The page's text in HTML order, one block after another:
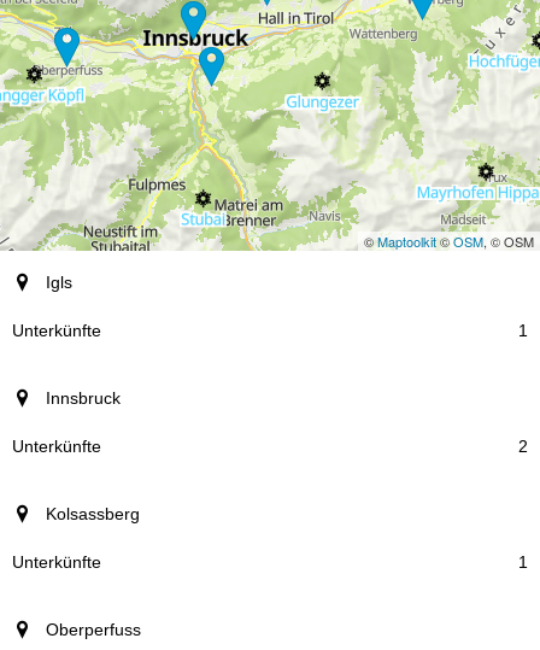
©Maptoolkit©OSM, © OSM
Ort
Unterkünfte
Igls
1
Innsbruck
2
Kolsassberg
1
Oberperfuss